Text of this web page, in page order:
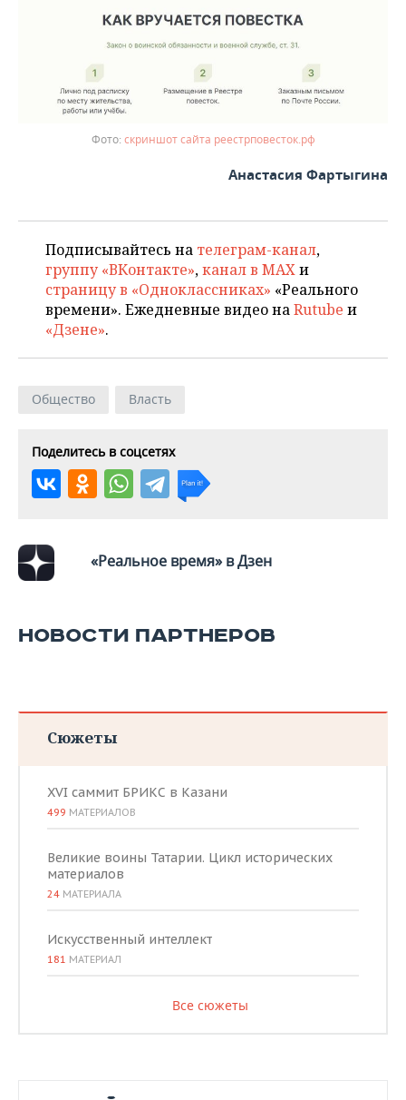
скриншот сайта реестрповесток.рф
Анастасия Фартыгина
Подписывайтесь на телеграм-канал,
группу «ВКонтакте»,канал в MAXи
страницу в «Одноклассниках» «Реального
времени». Ежедневные видео наRutube и
«Дзене».
Общество Власть
Поделитесь в соцсетях
«Реальное время» в Дзен
НОВОСТИ ПАРТНЕРОВ
Сюжеты
XVI саммит БРИКС в Казани
499 МАТЕРИАЛОВ
Великие воины Татарии. Цикл исторических
материалов
24 МАТЕРИАЛА
Искусственный интеллект
181 МАТЕРИАЛ
Все сюжеты